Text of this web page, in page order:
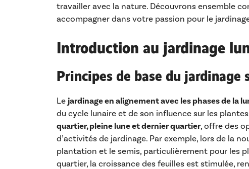
travailler avec la nature. Découvrons ensemble
accompagner dans votre passion pour le
Introduction au jardinage
Principes de base du jardinage
Le jardinage en alignement avec les phases de la
du cycle lunaire et de son influence sur les
quartier, pleine lune et dernier quartier, offre des
d’activités de jardinage. Par exemple, lors de la
plantation et le semis, particulièrement pour les
quartier, la croissance des feuilles est stimulée,